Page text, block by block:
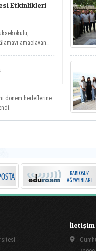
Etkinlikleri
amaçlayan
dönem hedeflerine